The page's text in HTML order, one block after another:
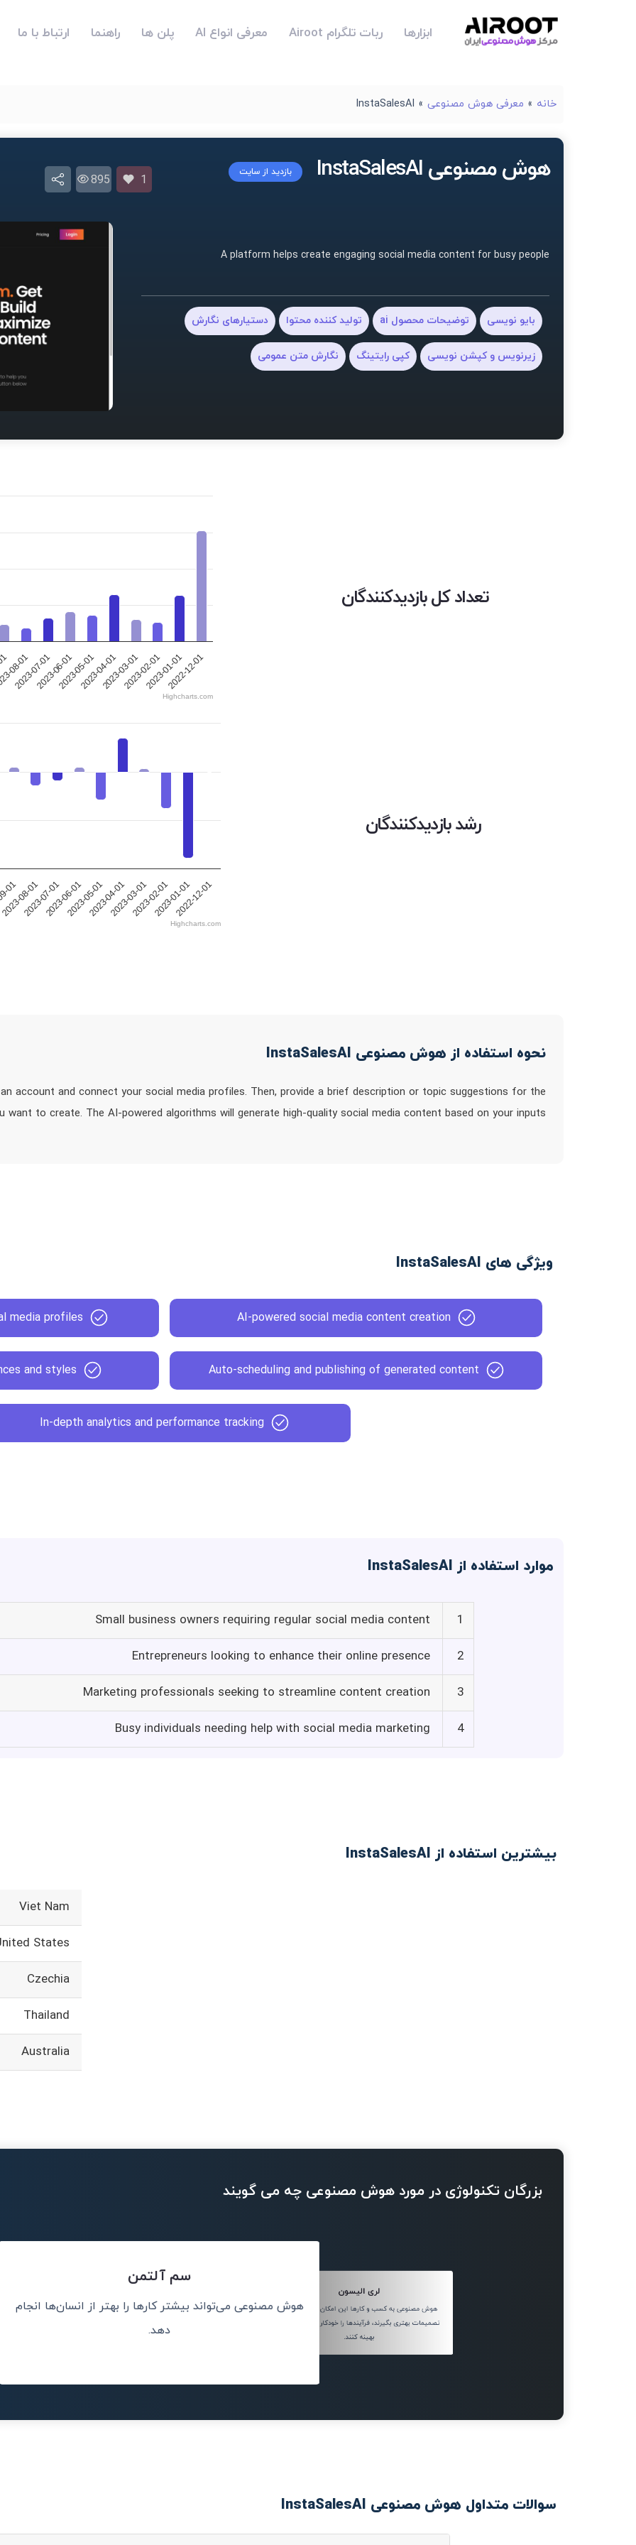
ابزارها ربات تلگرام Airoot معرفی انواع AI پلن ها راهنما ارتباط با ما
خانه » معرفی هوش مصنوعی »
InstaSalesAI
هوش مصنوعی InstaSalesAI بازدید از سایت
1
895
A platform helps create engaging social media content for busy people
بایو نویسی توضیحات محصول ai تولید کننده محتوا دستیارهای نگارش
زیرنویس و کپشن نویسی کپی رایتینگ نگارش متن عمومی
تعداد کل بازدیدکنندگان
08-01
2023-07-012023-06-012023-05-012023-04-012023-03-012023-02-012023-01-012022-12-01
Highcharts.com
رشد بازدیدکنندگان
01
2023-08-012023-07-012023-06-012023-05-012023-04-012023-03-012023-02-012023-01-012022-12-01
Highcharts.com
نحوه استفاده از هوش مصنوعی InstaSalesAI
account and connect your social media profiles. Then, provide a brief description or topic suggestions for the
want to create. The AI-powered algorithms will generate high-quality social media content based on your inputs
ویژگی های InstaSalesAI
AI-powered social media content creation
media profiles
Auto-scheduling and publishing of generated content
and styles
In-depth analytics and performance tracking
موارد استفاده از InstaSalesAI
1
Small business owners requiring regular social media content
2
Entrepreneurs looking to enhance their online presence
3
Marketing professionals seeking to streamline content creation
4
Busy individuals needing help with social media marketing
بیشترین استفاده از InstaSalesAI
Viet Nam
States
Czechia
Thailand
Australia
بزرگان تکنولوژی در مورد هوش مصنوعی چه می گویند
لری الیسون
هوش مصنوعی به کسب و کارها این امکان را می دهد که
تصمیمات بهتری بگیرند، فرآیندها را خودکار کنند و نتایج را
بهینه کنند.
سم آلتمن
هوش مصنوعی می‌تواند بیشتر کارها را بهتر از انسان‌ها انجام
دهد.
هوش
سوالات متداول هوش مصنوعی InstaSalesAI